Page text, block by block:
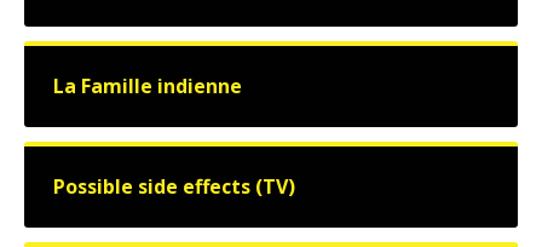
La Famille indienne
Possible side effects (TV)